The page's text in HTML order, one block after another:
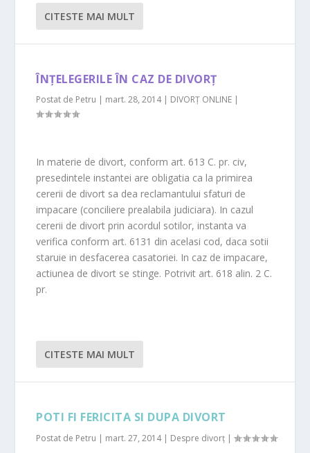
CITESTE MAI MULT
ÎNŢELEGERILE ÎN CAZ DE DIVORŢ
Postat de Petru | mart. 28, 2014| DIVORȚ ONLINE |
In materie de divort, conform art. 613 C. pr. civ,
presedintele instantei are obligatia ca la primirea
cererii de divort sa dea reclamantului sfaturi de
impacare (conciliere prealabila judiciara). In cazul
cererii de divort prin acordul sotilor, instanta va
verifica conform art. 6131 din acelasi cod, daca sotii
staruie in desfacerea casatoriei. In caz de impacare,
actiunea de divort se stinge. Potrivit art. 618 alin. 2 C.
pr.
CITESTE MAI MULT
POTI FI FERICITA SI DUPA DIVORT
Postat de Petru | mart. 27, 2014| Despre divorț |